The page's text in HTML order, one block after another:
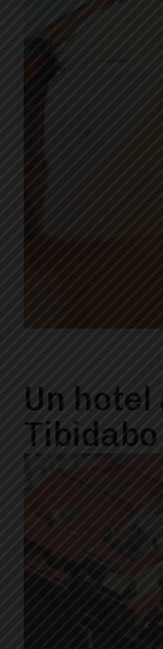
Un hotel
Tibidabo